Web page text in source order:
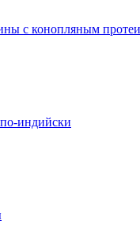
с конопляным
индийски